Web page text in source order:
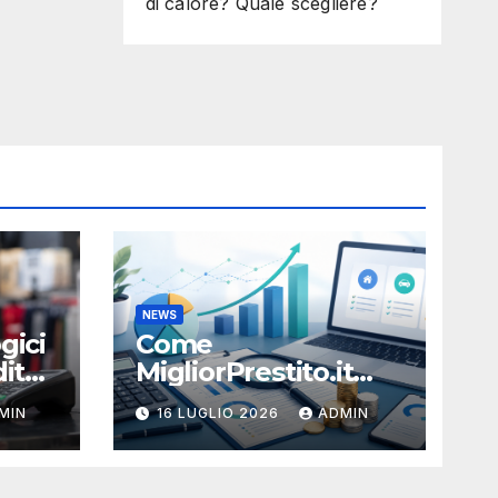
NEWS
Come
MigliorPrestito.it
aiuta a capire durata
e sostenibilità della
rata
16 LUGLIO 2026 ADMIN